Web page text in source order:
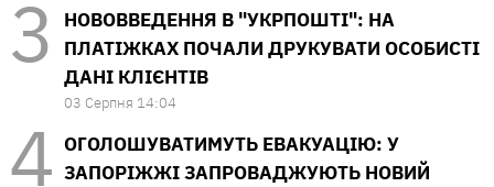
НОВОВВЕДЕННЯ В "УКРПОШТІ": НА
ПЛАТІЖКАХ ПОЧАЛИ ДРУКУВАТИ ОСОБИСТІ
ДАНІ КЛІЄНТІВ
03 Серпня 14:04
ОГОЛОШУВАТИМУТЬ ЕВАКУАЦІЮ: У
ЗАПОРІЖЖІ ЗАПРОВАДЖУЮТЬ НОВИЙ